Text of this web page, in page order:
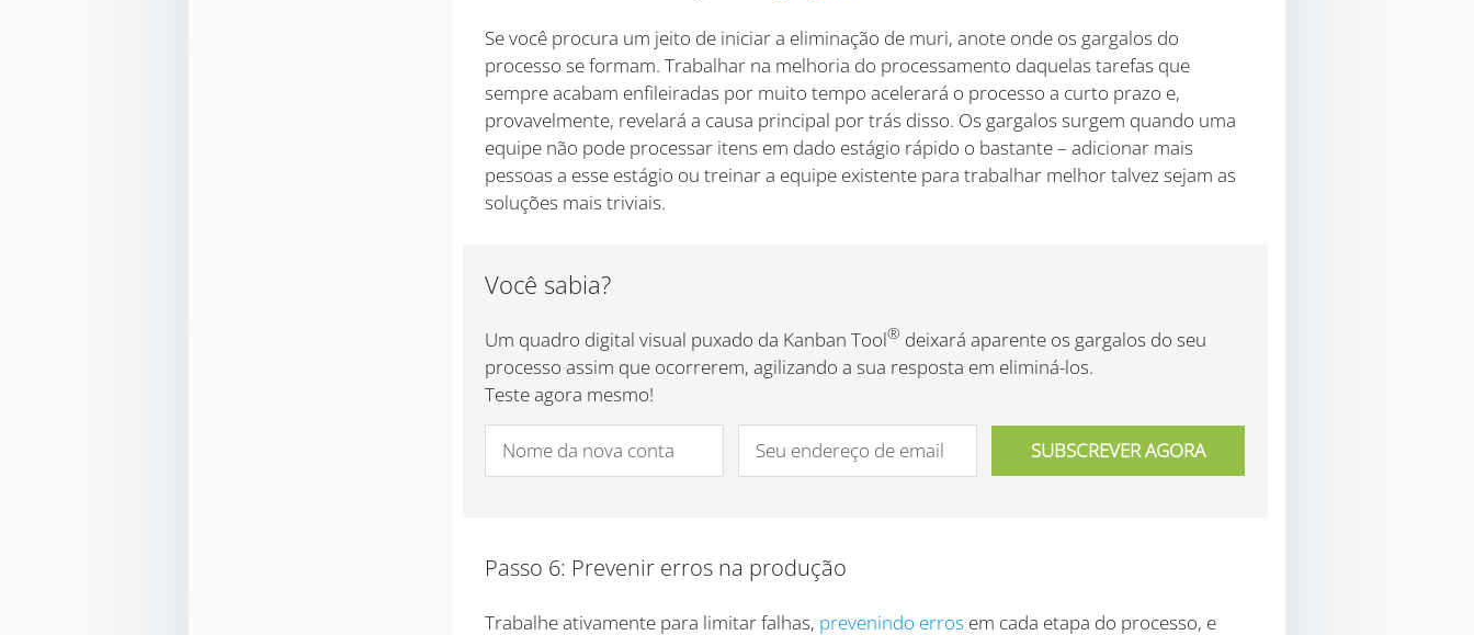
Se você procura um jeito de iniciar a eliminação de muri, anote onde os gargalos do
processo se formam. Trabalhar na melhoria do processamento daquelas tarefas que
sempre acabam enfileiradas por muito tempo acelerará o processo a curto prazo e,
provavelmente, revelará a causa principal por trás disso. Os gargalos surgem quando uma
equipe não pode processar itens em dado estágio rápido o bastante – adicionar mais
pessoas a esse estágio ou treinar a equipe existente para trabalhar melhor talvez sejam as
soluções mais triviais.
Você sabia?
Um quadro digital visual puxado da Kanban Tool® deixará aparente os gargalos do seu
processo assim que ocorrerem, agilizando a sua resposta em eliminá-los.
Teste agora mesmo!
Passo 6: Prevenir erros na produção
Trabalhe ativamente para limitar falhas, prevenindo erros em cada etapa do processo, e